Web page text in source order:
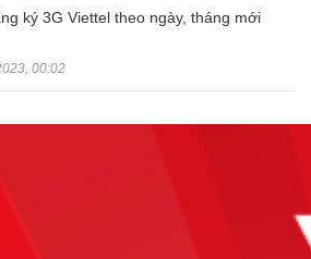
ký 3G Viettel theo ngày, tháng mới
00:02